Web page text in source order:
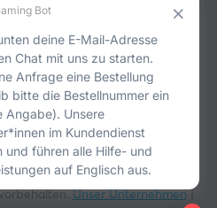
durchforsten wir ständig
Spielen, damit wir Dir
präsentieren können.
und dem
wirst Du stets ein
Erlebnis bei uns genießen.
Unser Unternehmen